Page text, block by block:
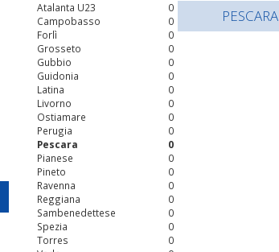
0
Atalanta U23
0
Campobasso
0
Forlì
0
Grosseto
0
Gubbio
0
Guidonia
0
Latina
0
Livorno
0
Ostiamare
0
Perugia
0
Pescara
0
Pianese
0
Pineto
0
Ravenna
0
Reggiana
0
Sambenedettese
0
Spezia
0
Torres
PESCARA